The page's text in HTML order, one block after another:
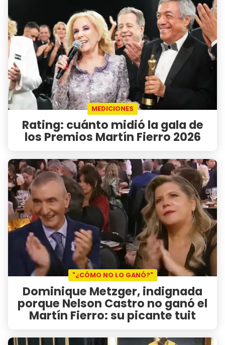
MEDICIONES
Rating: cuánto midió la gala de
los Premios Martín Fierro 2026
"¿CÓMO NO LO GANÓ?"
Dominique Metzger, indignada
porque Nelson Castro no ganó el
Martín Fierro: su picante tuit